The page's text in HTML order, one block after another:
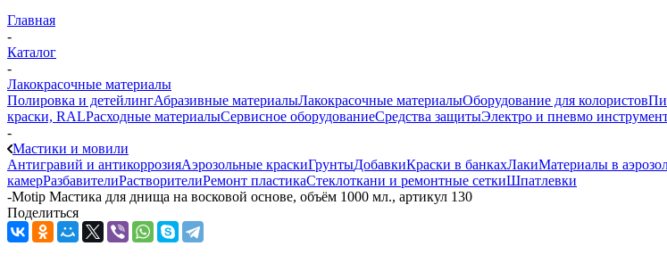
Главная
-
Каталог
-
Лакокрасочные материалы
Полировка и детейлингАбразивные материалыЛакокрасочные материалыОборудование для колористов
краски, RALРасходные материалыСервисное оборудованиеСредства защитыЭлектро и пневмо
-
Мастики и мовили
Антигравий и антикоррозияАэрозольные краскиГрунтыДобавкиКраски в банкахЛакиМатериалы в
камерРазбавителиРастворителиРемонт пластикаСтеклоткани и ремонтные сеткиШпатлевки
-Motip Мастика для днища на восковой основе, объём 1000 мл., артикул 130
Поделиться